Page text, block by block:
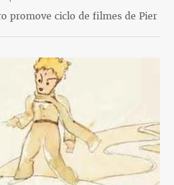
promove ciclo de filmes de Pier